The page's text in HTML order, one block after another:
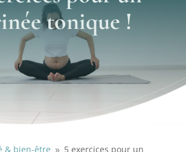
tonique !
& bien-être
5 exercices pour un